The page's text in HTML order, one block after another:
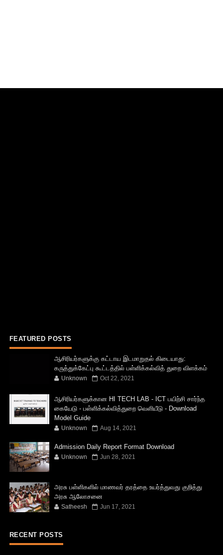
FEATURED POSTS
ஆசிரியர்களுக்கு கட்டாய இடமாறுதல் கிடையாது:
கருத்துக்கேட்பு கூட்டத்தில் பள்ளிக்கல்வித் துறை விளக்கம்
Unknown Oct 22, 2021
ஆசிரியர்களுக்கான HI TECH LAB - ICT பயிற்சி சார்ந்த
கையேடு - பள்ளிக்கல்வித்துறை வெளியீடு - Download
Model Guide
Unknown Aug 14, 2021
Admission Daily Report Format Download
Unknown Jun 28, 2021
அரசு பள்ளிகளில் மாணவர் தரத்தை உயர்த்துவது குறித்து
அரசு ஆலோசனை
Satheesh Jun 17, 2021
RECENT POSTS